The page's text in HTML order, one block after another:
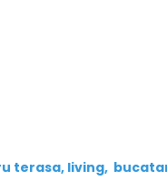
living,